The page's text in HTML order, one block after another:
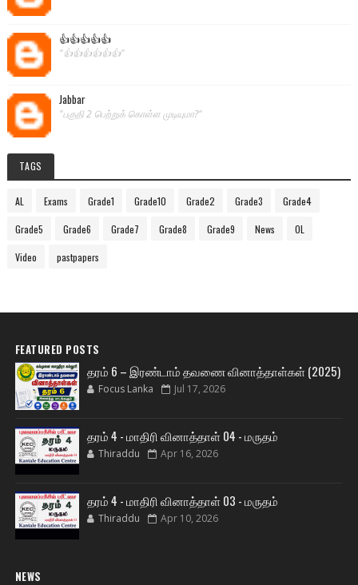
👍👍👍👍👍
"👍👍👍👍👍👍"
Jabbar
"பகுதி 2 பெற்றுக் கொள்ள முடியுமா?"
TAGS
AL Exams Grade1 Grade10 Grade2 Grade3 Grade4
Grade5 Grade6 Grade7 Grade8 Grade9 News OL
Video pastpapers
FEATURED POSTS
தரம் 6 – இரண்டாம் தவணை வினாத்தாள்கள் (2025)
Focus Lanka Jul 17, 2026
தரம் 4 - மாதிரி வினாத்தாள் 04 - மருதம்
Thiraddu Apr 16, 2026
தரம் 4 - மாதிரி வினாத்தாள் 03 - மருதம்
Thiraddu Apr 10, 2026
NEWS